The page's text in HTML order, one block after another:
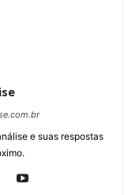
e suas respostas